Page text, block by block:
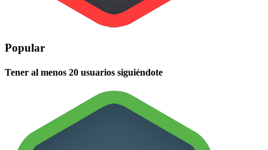
Popular
Tener al menos 20 usuarios siguiéndote